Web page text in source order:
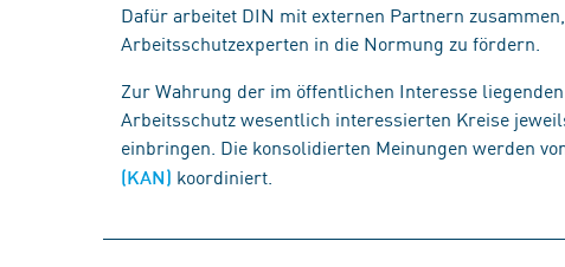
Dafür arbeitet DIN mit externen Partnern
Arbeitsschutzexperten in die Normung zu fördern.
Zur Wahrung der im öffentlichen Interesse
Arbeitsschutz wesentlich interessierten Kreise
einbringen. Die konsolidierten Meinungen werden
(KAN) koordiniert.